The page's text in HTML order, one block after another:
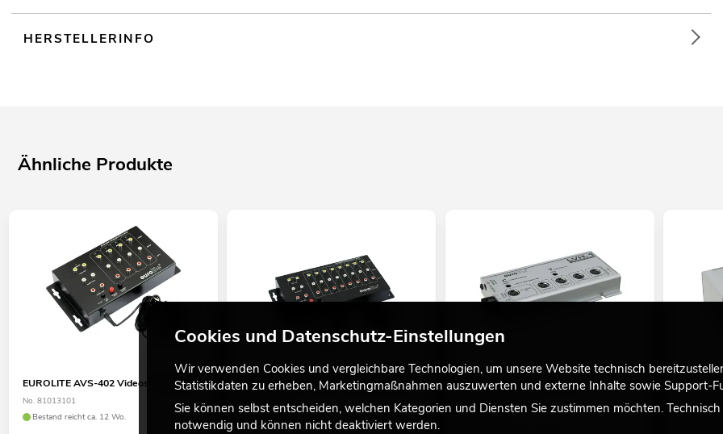
HERSTELLERINFO
Ähnliche Produkte
EUROLITE AVS-402 Videoswitch 4in2
No. 81013101
Bestand reicht ca. 12 Wo.
EUROLITE AVS-802 Videoswitch 8in2
Bestand reicht ca. 12 Wo.
EUROLITE LVH-1 S-Video
No. 81013201
No.
Cookies und Datenschutz-Einstellungen
Wir verwenden Cookies und vergleichbare Technologien, um unsere Website technisch
Statistikdaten zu erheben, Marketingmaßnahmen auszuwerten und externe Inhalte sowie Support-
Sie können selbst entscheiden, welchen Kategorien und Diensten Sie zustimmen möchten.
notwendig und können nicht deaktiviert werden.